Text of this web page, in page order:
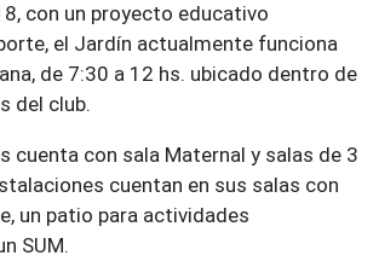
con un proyecto educativo
el Jardín actualmente funciona
de 7:30 a 12 hs. ubicado dentro de
del club.
cuenta con sala Maternal y salas de 3
cuentan en sus salas con
un patio para actividades
SUM.